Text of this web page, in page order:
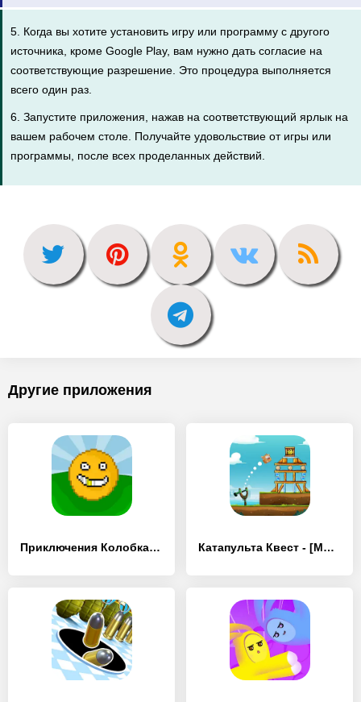
5. Когда вы хотите установить игру или программу с другого
источника, кроме Google Play, вам нужно дать согласие на
соответствующие разрешение. Это процедура выполняется
всего один раз.
6. Запустите приложения, нажав на соответствующий ярлык на
вашем рабочем столе. Получайте удовольствие от игры или
программы, после всех проделанных действий.
Другие приложения
Приключения Колобка внутри лис - [MOD Бесконечные монеты] Катапульта Квест - [MOD Бесконечные монеты]